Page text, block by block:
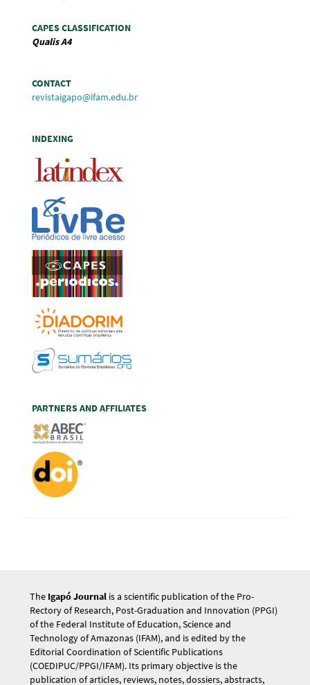
CAPES CLASSIFICATION
QualisA4
CONTACT
revistaigapo@ifam.edu.br
INDEXING
PARTNERS AND AFFILIATES
The Igapó Journal is a scientific publication of the Pro-
Rectory of Research, Post-Graduation and Innovation (PPGI)
of the Federal Institute of Education, Science and
Technology of Amazonas (IFAM), and is edited by the
Editorial Coordination of Scientific Publications
(COEDIPUC/PPGI/IFAM). Its primary objective is the
publication of articles, reviews, notes, dossiers, abstracts,